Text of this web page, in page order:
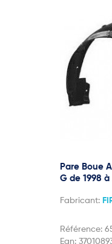
Pare Boue
G de 1998
Fabricant:
Référence:
Ean: